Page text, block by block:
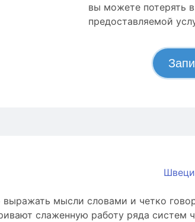
вы можете потерять
предоставляемой
мысли словами и четко
слаженную работу ряда систем